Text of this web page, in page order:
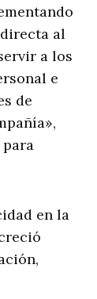
al
a los
e
de
en la